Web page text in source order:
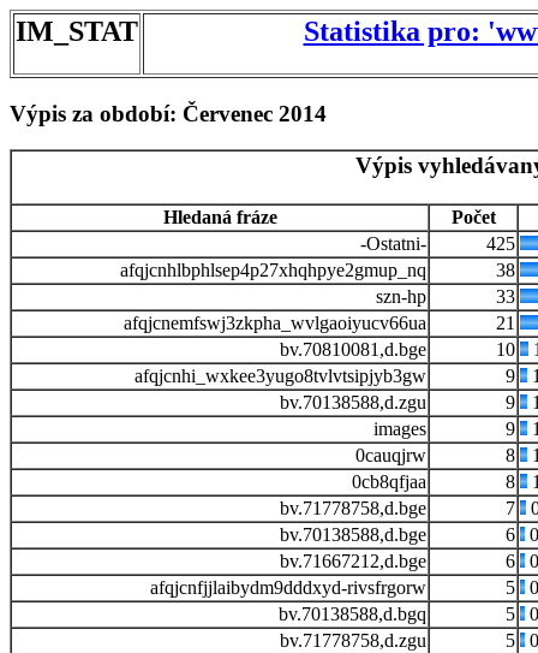
IM_STAT Statistika pro:
Výpis za období: Červenec 2014
Výpis
Hledaná fráze
Počet
-Ostatni-
425
afqjcnhlbphlsep4p27xhqhpye2gmup_nq
38
szn-hp
33
afqjcnemfswj3zkpha_wvlgaoiyucv66ua
21
bv.70810081,d.bge
10
afqjcnhi_wxkee3yugo8tvlvtsipjyb3gw
9
bv.70138588,d.zgu
9
images
9
0cauqjrw
8
0cb8qfjaa
8
bv.71778758,d.bge
7
bv.70138588,d.bge
6
bv.71667212,d.bge
6
afqjcnfjjlaibydm9dddxyd-rivsfrgorw
5
bv.70138588,d.bgq
5
bv.71778758,d.zgu
5